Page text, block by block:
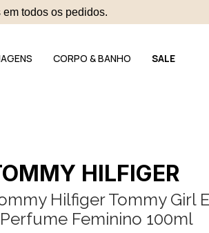
todos os pedidos.
CORPO & BANHO SALE
HILFIGER
Hilfiger Tommy Girl
Feminino 100ml